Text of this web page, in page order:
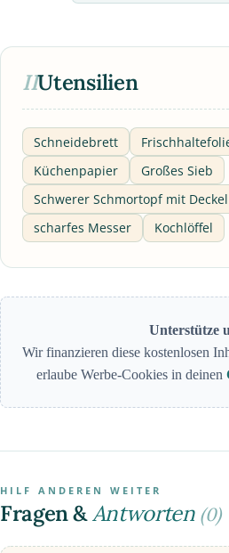
IIUtensilien
Schneidebrett
Küchenpapier
Großes Sieb
Schwerer Schmortopf mit Deckel
scharfes Messer
Kochlöffel
Unterstütze
Wir finanzieren diese kostenlosen
erlaube Werbe-Cookies in deinen
HILF ANDEREN WEITER
Fragen &Antworten (0)